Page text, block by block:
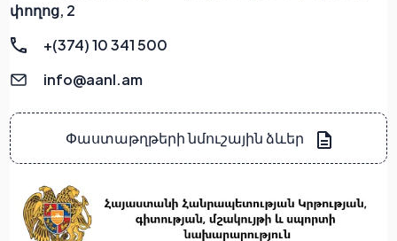
փողոց, 2
+(374) 10 341 500
info@aanl.am
Փաստաթղթերի նմուշային ձևեր